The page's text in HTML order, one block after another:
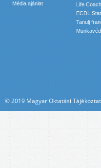
Média ajánlat
Life
ECDL
Tanulj
© 2019 Magyar Oktatási